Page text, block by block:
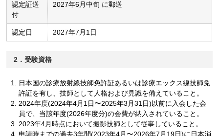
認定証送
付
2027年6月中旬 に郵送
認定日 2027年7月1日
2．受験資格
日本国の診療放射線技師免許証あるいは診療エックス線技師免
許証を有し、技師として人格および見識を備えていること。
2024年度(2024年4月1日〜2025年3月31日)以前に入会した会
員で、当該年度(2026年度分)の会費が納入されていること。
2023年4月時点において撮影技師として従事していること。
申請時までの過去3年間(2023年4月〜2026年7月19日)に日本消